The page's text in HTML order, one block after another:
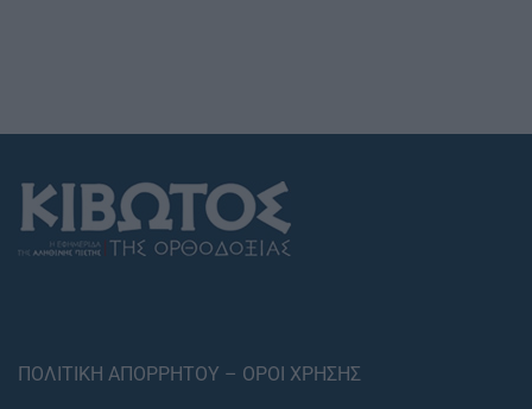
ΠΟΛΙΤΙΚΗ ΑΠΟΡΡΗΤΟΥ – ΟΡΟΙ ΧΡΗΣΗΣ